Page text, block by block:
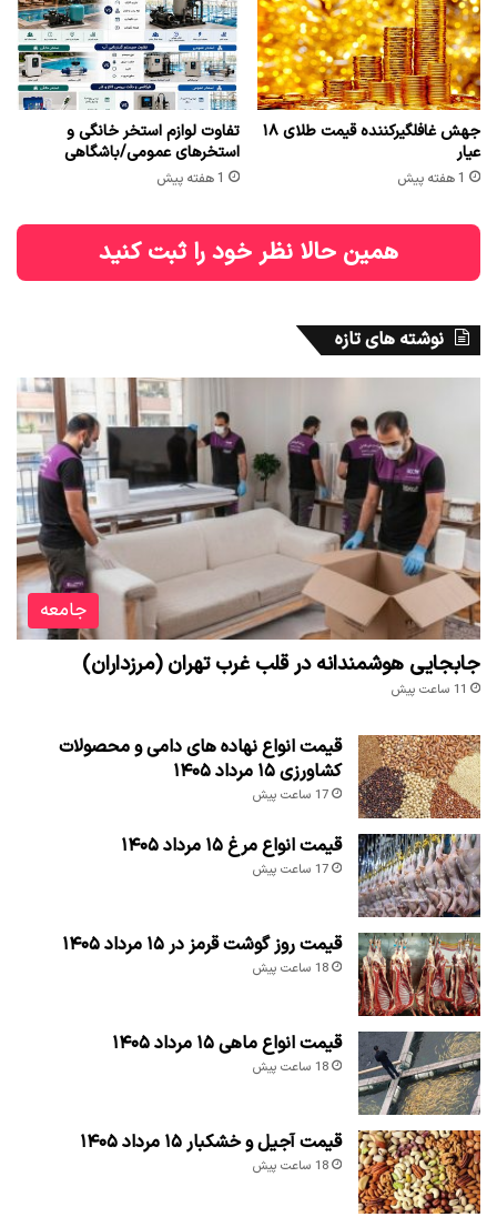
جهش غافلگیرکننده قیمت طلای ۱۸
عیار
1 هفته پیش
تفاوت لوازم استخر خانگی و
استخرهای عمومی/باشگاهی
1 هفته پیش
همین حالا نظر خود را ثبت کنید
نوشته های تازه
جامعه
جابجایی هوشمندانه در قلب غرب تهران (مرزداران)
11 ساعت پیش
قیمت انواع نهاده های دامی و محصولات
کشاورزی ۱۵ مرداد ۱۴۰۵
17 ساعت پیش
قیمت انواع مرغ ۱۵ مرداد ۱۴۰۵
17 ساعت پیش
قیمت روز گوشت قرمز در ۱۵ مرداد ۱۴۰۵
18 ساعت پیش
قیمت انواع ماهی ۱۵ مرداد ۱۴۰۵
18 ساعت پیش
قیمت آجیل و خشکبار ۱۵ مرداد ۱۴۰۵
18 ساعت پیش